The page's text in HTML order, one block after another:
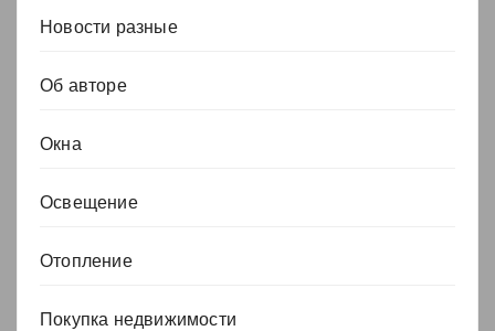
Новости разные
Об авторе
Окна
Освещение
Отопление
Покупка недвижимости